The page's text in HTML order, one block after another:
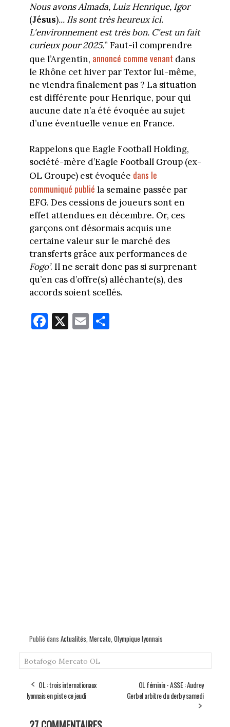
Nous avons Almada, Luiz Henrique, Igor
(Jésus)... Ils sont très heureux ici.
L'environnement est très bon. C'est un fait
curieux pour 2025.” Faut-il comprendre
que l’Argentin, annoncé comme venant dans
le Rhône cet hiver par Textor lui-même,
ne viendra finalement pas ? La situation
est différente pour Henrique, pour qui
aucune date n’a été évoquée au sujet
d’une éventuelle venue en France.
Rappelons que Eagle Football Holding,
société-mère d’Eagle Football Group (ex-
OL Groupe) est évoquée dans le
communiqué publié la semaine passée par
EFG. Des cessions de joueurs sont en
effet attendues en décembre. Or, ces
garçons ont désormais acquis une
certaine valeur sur le marché des
transferts grâce aux performances de
Fogo’. Il ne serait donc pas si surprenant
qu’en cas d’offre(s) alléchante(s), des
accords soient scellés.
Fa
ce
X E
m
Pa
rt
Publié dans Actualités Mercato Olympique lyonnais
Botafogo Mercato OL
OL : trois internationaux
lyonnais en piste ce jeudi
OL féminin - ASSE : Audrey
Gerbel arbitre du derby samedi